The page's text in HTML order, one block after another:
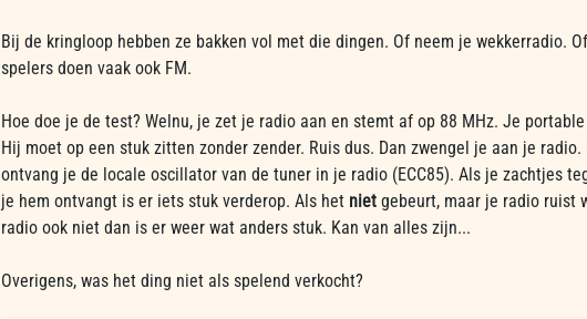
Bij de kringloop hebben ze bakken vol met die dingen. Of neem je wekkerradio.
spelers doen vaak ook FM.
Hoe doe je de test? Welnu, je zet je radio aan en stemt af op 88 MHz. Je
Hij moet op een stuk zitten zonder zender. Ruis dus. Dan zwengel je aan je
ontvang je de locale oscillator van de tuner in je radio (ECC85). Als je zachtjes
je hem ontvangt is er iets stuk verderop. Als het niet gebeurt, maar je radio ruist
radio ook niet dan is er weer wat anders stuk. Kan van alles zijn...
Overigens, was het ding niet als spelend verkocht?